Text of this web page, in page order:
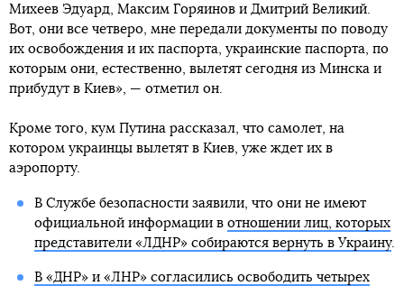
Михеев Эдуард, Максим Горяинов и Дмитрий Великий.
Вот, они все четверо, мне передали документы по поводу
их освобождения и их паспорта, украинские паспорта, по
которым они, естественно, вылетят сегодня из Минска и
прибудут в Киев», — отметил он.
Кроме того, кум Путина рассказал, что самолет, на
котором украинцы вылетят в Киев, уже ждет их в
аэропорту.
В Службе безопасности заявили, что они не имеют
официальной информации в отношении лиц, которых
представители «ЛДНР» собираются вернуть в Украину.
В «ДНР» и «ЛНР» согласились освободить четырех